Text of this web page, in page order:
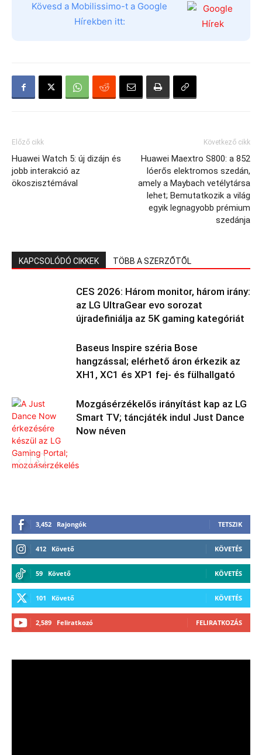
Kövesd a Mobilissimo-t a Google
Hírekben itt:
Előző cikk
Huawei Watch 5: új dizájn és
jobb interakció az
ökoszisztémával
Következő cikk
Huawei Maextro S800: a 852
lóerős elektromos szedán,
amely a Maybach vetélytársa
lehet; Bemutatkozik a világ
egyik legnagyobb prémium
szedánja
KAPCSOLÓDÓ CIKKEK TÖBB A SZERZŐTŐL
CES 2026: Három monitor, három irány:
az LG UltraGear evo sorozat
újradefiniálja az 5K gaming kategóriát
Baseus Inspire széria Bose
hangzással; elérhető áron érkezik az
XH1, XC1 és XP1 fej- és fülhallgató
Mozgásérzékelős irányítást kap az LG
Smart TV; táncjáték indul Just Dance
Now néven
3,452 Rajongók TETSZIK
412 Követő KÖVETÉS
59 Követő KÖVETÉS
101 Követő KÖVETÉS
2,589 Feliratkozó FELIRATKOZÁS